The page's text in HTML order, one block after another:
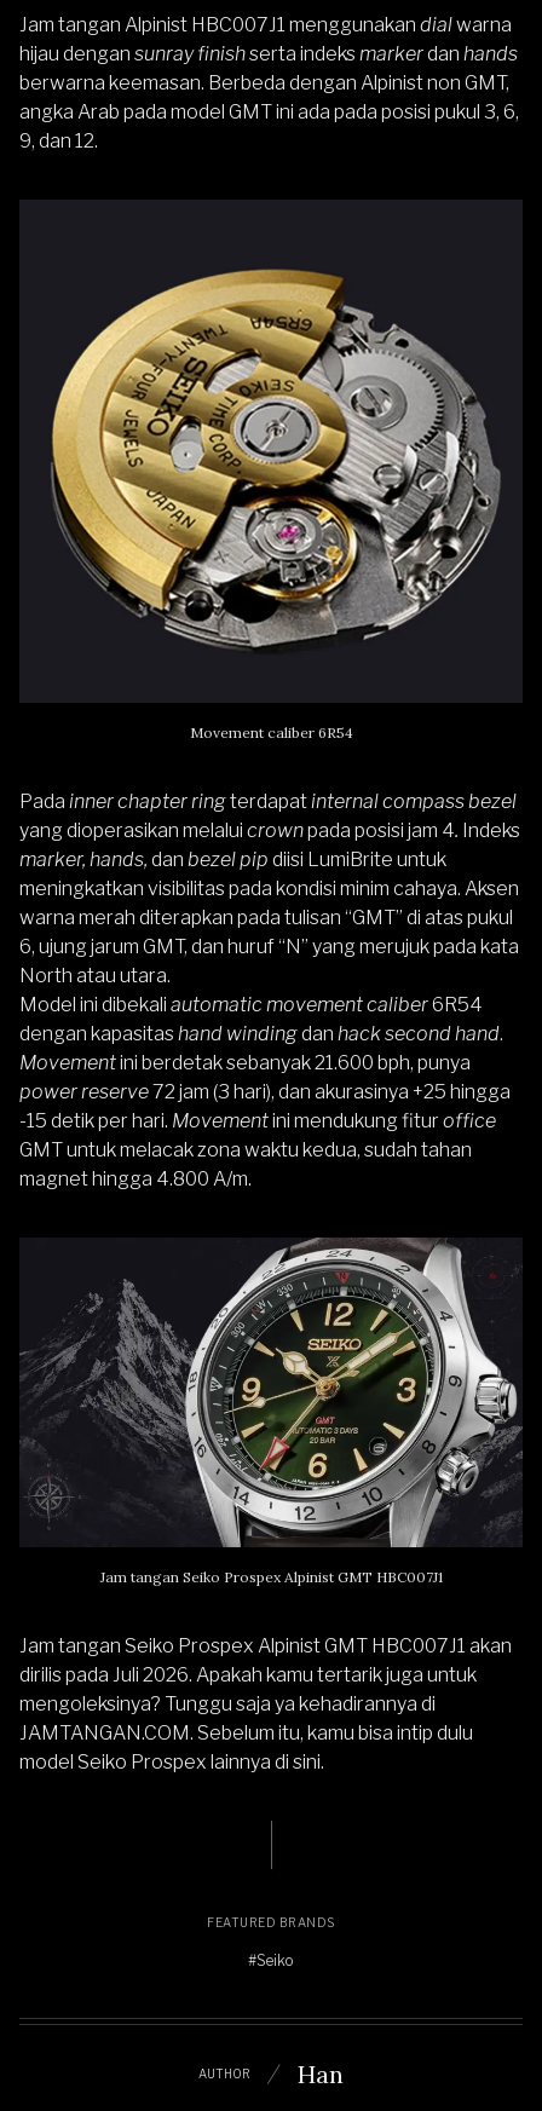
Jam tangan Alpinist HBC007J1 menggunakan dialwarna
hijau dengan sunray finishserta indeksmarkerdan hands
berwarna keemasan. Berbeda dengan Alpinist non GMT,
angka Arab pada model GMT ini ada pada posisi pukul 3, 6,
9, dan 12.
Movement caliber 6R54
Pada inner chapter ringterdapatinternal compass bezel
yang dioperasikan melalui crownpada posisi jam 4. Indeks
marker, hands, dan bezel pip diisi LumiBrite untuk
meningkatkan visibilitas pada kondisi minim cahaya. Aksen
warna merah diterapkan pada tulisan “GMT” di atas pukul
6, ujung jarum GMT, dan huruf “N” yang merujuk pada kata
North atau utara.
Model ini dibekali automatic movement caliber6R54
dengan kapasitashand windingdan hack second hand.
Movementini berdetak sebanyak 21.600 bph, punya
power reserve72 jam (3 hari), dan akurasinya +25 hingga
-15 detik per hari. Movementini mendukung fitur office
GMT untuk melacak zona waktu kedua, sudah tahan
magnet hingga 4.800 A/m.
Jam tangan Seiko Prospex Alpinist GMT HBC007J1
Jam tangan Seiko Prospex Alpinist GMT HBC007J1 akan
dirilis pada Juli 2026. Apakah kamu tertarik juga untuk
mengoleksinya? Tunggu saja ya kehadirannya di
JAMTANGAN.COM. Sebelum itu, kamu bisa intip dulu
model Seiko Prospex lainnya di sini.
FEATURED BRANDS
#Seiko
AUTHOR Han